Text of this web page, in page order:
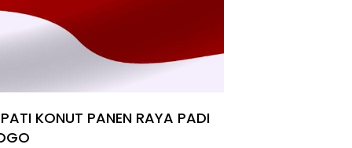
KONUT PANEN RAYA PADI